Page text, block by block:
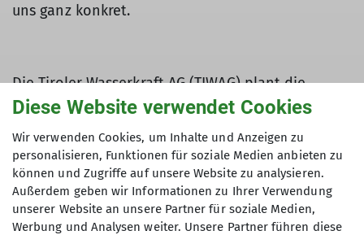
uns ganz konkret.
Die Tiroler Wasserkraft AG (TIWAG) plant die
signifikante Erweiterung des bestehenden
sieht die Überflutung des Platzertals zur
Schaffung eines neuen Speicherbeckens, die
Umleitung mehrerer alpiner Wildflüsse sowie die
Errichtung eines 120 Meter hohen Staudamms
vor. Zudem würde die Maßnahme die Zerstörung
Diese Website verwendet Cookies
Wir verwenden Cookies, um Inhalte und Anzeigen zu
personalisieren, Funktionen für soziale Medien anbieten zu
können und Zugriffe auf unsere Website zu analysieren.
Außerdem geben wir Informationen zu Ihrer Verwendung
unserer Website an unsere Partner für soziale Medien,
Werbung und Analysen weiter. Unsere Partner führen diese